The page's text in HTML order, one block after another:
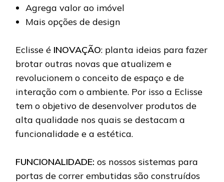
Agrega valor ao imóvel
Mais opções de design
Eclisse é INOVAÇÃO: planta ideias para fazer
brotar outras novas que atualizem e
revolucionem o conceito de espaço e de
interação com o ambiente. Por isso a Eclisse
tem o objetivo de desenvolver produtos de
alta qualidade nos quais se destacam a
funcionalidade e a estética.
FUNCIONALIDADE: os nossos sistemas para
portas de correr embutidas são construídos